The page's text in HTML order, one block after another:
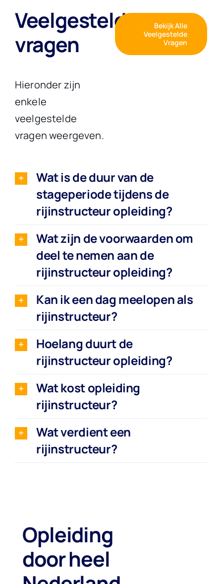
Veelgestelde
vragen
Hieronder zijn
enkele
veelgestelde
vragen weergeven.
Bekijk Alle
Veelgestelde
Vragen
Wat is de duur van de
stageperiode tijdens de
rijinstructeur opleiding?
Wat zijn de voorwaarden om
deel te nemen aan de
rijinstructeur opleiding?
Kan ik een dag meelopen als
rijinstructeur?
Hoelang duurt de
rijinstructeur opleiding?
Wat kost opleiding
rijinstructeur?
Wat verdient een
rijinstructeur?
Opleiding
door heel